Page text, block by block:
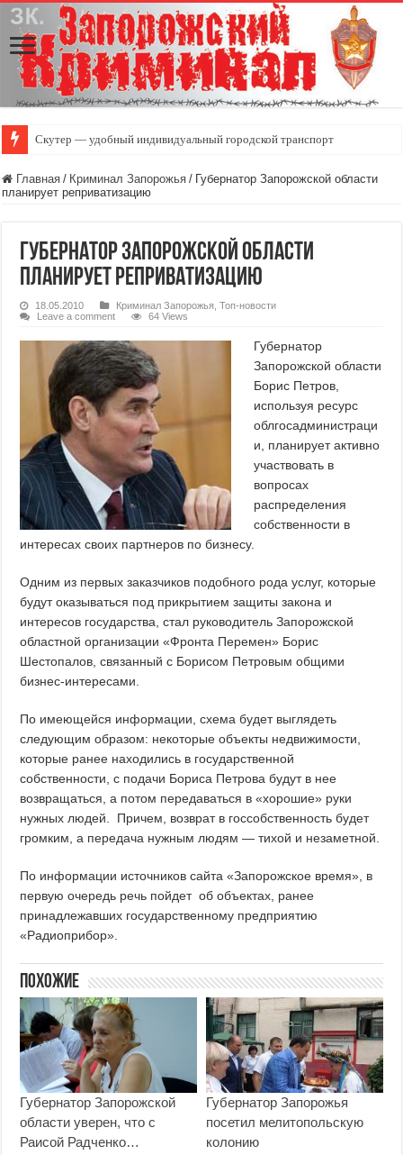
Скутер — удобный индивидуальный городской транспорт
Главная / Криминал Запорожья / Губернатор Запорожской области
планирует реприватизацию
Губернатор Запорожской области
планирует реприватизацию
18.05.2010 Криминал Запорожья ,Топ-новости
Leave a comment
64 Views
Губернатор
Запорожской области
Борис Петров,
используя ресурс
облгосадминистраци
и, планирует активно
участвовать в
вопросах
распределения
собственности в
интересах своих партнеров по бизнесу.
Одним из первых заказчиков подобного рода услуг, которые
будут оказываться под прикрытием защиты закона и
интересов государства, стал руководитель Запорожской
областной организации «Фронта Перемен» Борис
Шестопалов, связанный с Борисом Петровым общими
бизнес-интересами.
По имеющейся информации, схема будет выглядеть
следующим образом: некоторые объекты недвижимости,
которые ранее находились в государственной
собственности, с подачи Бориса Петрова будут в нее
возвращаться, а потом передаваться в «хорошие» руки
нужных людей. Причем, возврат в госсобственность будет
громким, а передача нужным людям — тихой и незаметной.
По информации источников сайта «Запорожское время», в
первую очередь речь пойдет об объектах, ранее
принадлежавших государственному предприятию
«Радиоприбор».
Похожие
Губернатор Запорожской
области уверен, что с
Раисой Радченко…
Губернатор Запорожья
посетил мелитопольскую
колонию